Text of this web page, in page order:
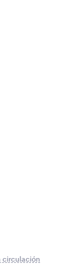
circulación